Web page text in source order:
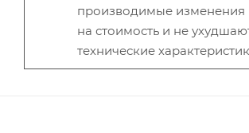
производимые изменения
на стоимость и не
технические